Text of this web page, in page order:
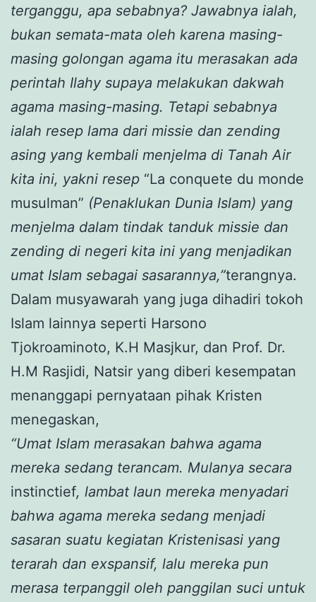
terganggu, apa sebabnya? Jawabnya ialah,
bukan semata-mata oleh karena masing-
masing golongan agama itu merasakan ada
perintah Ilahy supaya melakukan dakwah
agama masing-masing. Tetapi sebabnya
ialah resep lama dari missie dan zending
asing yang kembali menjelma di Tanah Air
kita ini, yakni resep “La conquete du monde
musulman” (Penaklukan Dunia Islam) yang
menjelma dalam tindak tanduk missie dan
zending di negeri kita ini yang menjadikan
umat Islam sebagai sasarannya,”terangnya.
Dalam musyawarah yang juga dihadiri tokoh
Islam lainnya seperti Harsono
Tjokroaminoto, K.H Masjkur, dan Prof. Dr.
H.M Rasjidi, Natsir yang diberi kesempatan
menanggapi pernyataan pihak Kristen
menegaskan,
“Umat Islam merasakan bahwa agama
mereka sedang terancam. Mulanya secara
instinctief, lambat laun mereka menyadari
bahwa agama mereka sedang menjadi
sasaran suatu kegiatan Kristenisasi yang
terarah dan exspansif, lalu mereka pun
merasa terpanggil oleh panggilan suci untuk